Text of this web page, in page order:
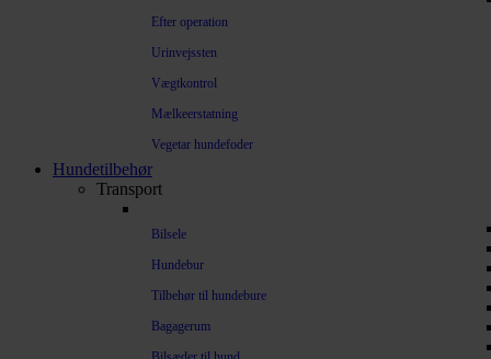
Efter operation
Urinvejssten
Vægtkontrol
Mælkeerstatning
Vegetar hundefoder
Hundetilbehør
Transport
Bilsele
Hundebur
Tilbehør til hundebure
Bagagerum